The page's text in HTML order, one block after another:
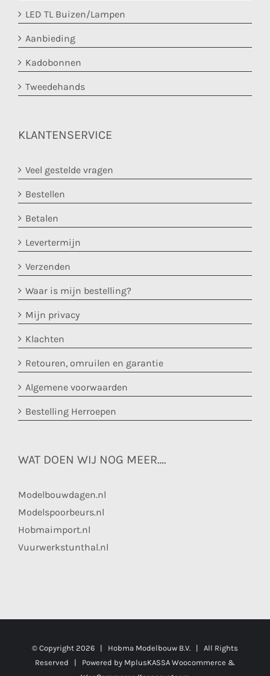
LED TL Buizen/Lampen
Aanbieding
Kadobonnen
Tweedehands
KLANTENSERVICE
Veel gestelde vragen
Bestellen
Betalen
Levertermijn
Verzenden
Waar is mijn bestelling?
Mijn privacy
Klachten
Retouren, omruilen en garantie
Algemene voorwaarden
Bestelling Herroepen
WAT DOEN WIJ NOG MEER….
Modelbouwdagen.nl
Modelspoorbeurs.nl
Hobmaimport.nl
Vuurwerkstunthal.nl
© Copyright 2026 | Hobma Modelbouw B.V. | All Rights
Reserved | Powered by MplusKASSA Woocommerce &